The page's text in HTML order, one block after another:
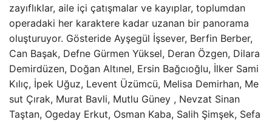
zayıflıklar, aile içi çatışmalar ve kayıplar, toplumdan
operadaki her karaktere kadar uzanan bir panorama
oluşturuyor. Gösteride Ayşegül İşsever, Berfin Berber,
Can Başak, Defne Gürmen Yüksel, Deran Özgen, Dilara
Demirdüzen, Doğan Altınel, Ersin Bağcıoğlu, İlker Sami
Kılıç, İpek Uğuz, Levent Üzümcü, Melisa Demirhan, Me
sut Çırak, Murat Bavli, Mutlu Güney , Nevzat Sinan
Taştan, Ogeday Erkut, Osman Kaba, Salih Şimşek, Sefa